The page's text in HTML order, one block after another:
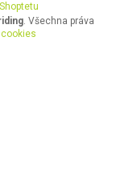
Shoptetu
. Všechna práva